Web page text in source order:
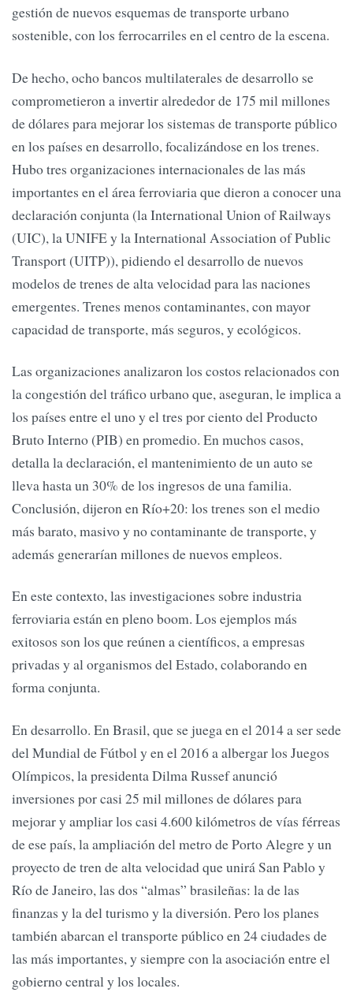
gestión de nuevos esquemas de transporte urbano
sostenible, con los ferrocarriles en el centro de la escena.
De hecho, ocho bancos multilaterales de desarrollo se
comprometieron a invertir alrededor de 175 mil millones
de dólares para mejorar los sistemas de transporte público
en los países en desarrollo, focalizándose en los trenes.
Hubo tres organizaciones internacionales de las más
importantes en el área ferroviaria que dieron a conocer una
declaración conjunta (la International Union of Railways
(UIC), la UNIFE y la International Association of Public
Transport (UITP)), pidiendo el desarrollo de nuevos
modelos de trenes de alta velocidad para las naciones
emergentes. Trenes menos contaminantes, con mayor
capacidad de transporte, más seguros, y ecológicos.
Las organizaciones analizaron los costos relacionados con
la congestión del tráfico urbano que, aseguran, le implica a
los países entre el uno y el tres por ciento del Producto
Bruto Interno (PIB) en promedio. En muchos casos,
detalla la declaración, el mantenimiento de un auto se
lleva hasta un 30% de los ingresos de una familia.
Conclusión, dijeron en Río+20: los trenes son el medio
más barato, masivo y no contaminante de transporte, y
además generarían millones de nuevos empleos.
En este contexto, las investigaciones sobre industria
ferroviaria están en pleno boom. Los ejemplos más
exitosos son los que reúnen a científicos, a empresas
privadas y al organismos del Estado, colaborando en
forma conjunta.
En desarrollo. En Brasil, que se juega en el 2014 a ser sede
del Mundial de Fútbol y en el 2016 a albergar los Juegos
Olímpicos, la presidenta Dilma Russef anunció
inversiones por casi 25 mil millones de dólares para
mejorar y ampliar los casi 4.600 kilómetros de vías férreas
de ese país, la ampliación del metro de Porto Alegre y un
proyecto de tren de alta velocidad que unirá San Pablo y
Río de Janeiro, las dos “almas” brasileñas: la de las
finanzas y la del turismo y la diversión. Pero los planes
también abarcan el transporte público en 24 ciudades de
las más importantes, y siempre con la asociación entre el
gobierno central y los locales.